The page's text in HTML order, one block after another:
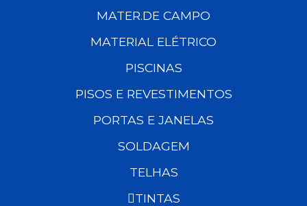
MATER.DE CAMPO
MATERIAL ELÉTRICO
PISCINAS
PISOS E REVESTIMENTOS
PORTAS E JANELAS
SOLDAGEM
TELHAS
TINTAS